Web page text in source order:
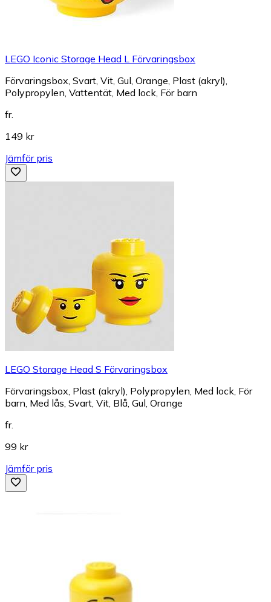
LEGO Iconic Storage Head L Förvaringsbox
Förvaringsbox, Svart, Vit, Gul, Orange, Plast (akryl),
Polypropylen, Vattentät, Med lock, För barn
fr.
149 kr
Jämför pris
LEGO Storage Head S Förvaringsbox
Förvaringsbox, Plast (akryl), Polypropylen, Med lock, För
barn, Med lås, Svart, Vit, Blå, Gul, Orange
fr.
99 kr
Jämför pris